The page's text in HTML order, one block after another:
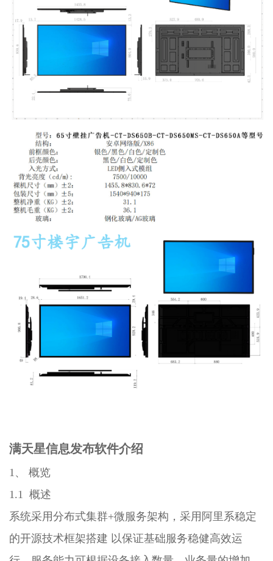
满天星信息发布软件介绍
1、 概览
1.1 概述
系统采用分布式集群+微服务架构，采用阿里系稳定
的开源技术框架搭建 以保证基础服务稳健高效运